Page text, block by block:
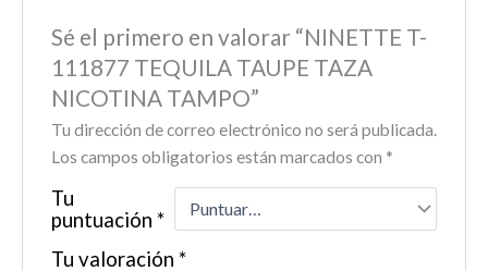
Sé el primero en valorar “NINETTE T-
111877 TEQUILA TAUPE TAZA
NICOTINA TAMPO”
Tu dirección de correo electrónico no será publicada.
Los campos obligatorios están marcados con *
Tu
puntuación *
Tu valoración *